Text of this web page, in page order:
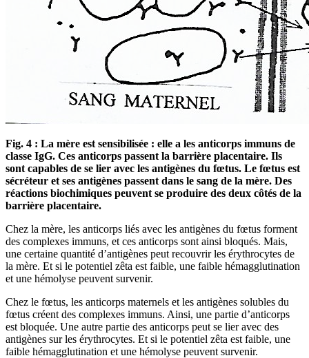
Fig. 4 : La mère est sensibilisée : elle a les anticorps immuns de
classe IgG. Ces anticorps passent la barrière placentaire. Ils
sont capables de se lier avec les antigènes du fœtus. Le fœtus est
sécréteur et ses antigènes passent dans le sang de la mère. Des
réactions biochimiques peuvent se produire des deux côtés de la
barrière placentaire.
Chez la mère, les anticorps liés avec les antigènes du fœtus forment
des complexes immuns, et ces anticorps sont ainsi bloqués. Mais,
une certaine quantité d’antigènes peut recouvrir les érythrocytes de
la mère. Et si le potentiel zêta est faible, une faible hémagglutination
et une hémolyse peuvent survenir.
Chez le fœtus, les anticorps maternels et les antigènes solubles du
fœtus créent des complexes immuns. Ainsi, une partie d’anticorps
est bloquée. Une autre partie des anticorps peut se lier avec des
antigènes sur les érythrocytes. Et si le potentiel zêta est faible, une
faible hémagglutination et une hémolyse peuvent survenir.